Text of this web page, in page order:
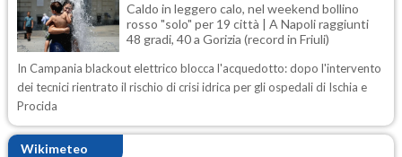
Caldo in leggero calo, nel weekend bollino
rosso "solo" per 19 città | A Napoli raggiunti
48 gradi, 40 a Gorizia (record in Friuli)
In Campania blackout elettrico blocca l'acquedotto: dopo l'intervento
dei tecnici rientrato il rischio di crisi idrica per gli ospedali di Ischia e
Procida
Wikimeteo